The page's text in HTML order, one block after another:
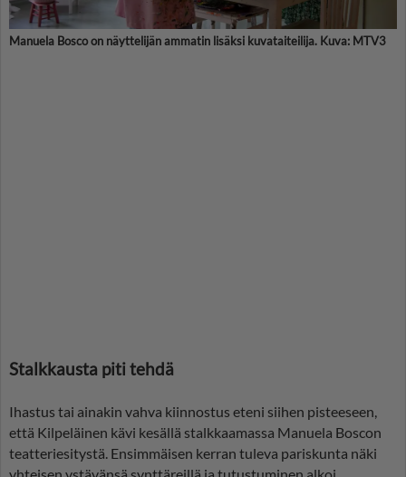
Manuela Bosco on näyttelijän ammatin lisäksi kuvataiteilija. Kuva: MTV3
Stalkkausta piti tehdä
Ihastus tai ainakin vahva kiinnostus eteni siihen pisteeseen,
että Kilpeläinen kävi kesällä stalkkaamassa Manuela Boscon
teatteriesitystä. Ensimmäisen kerran tuleva pariskunta näki